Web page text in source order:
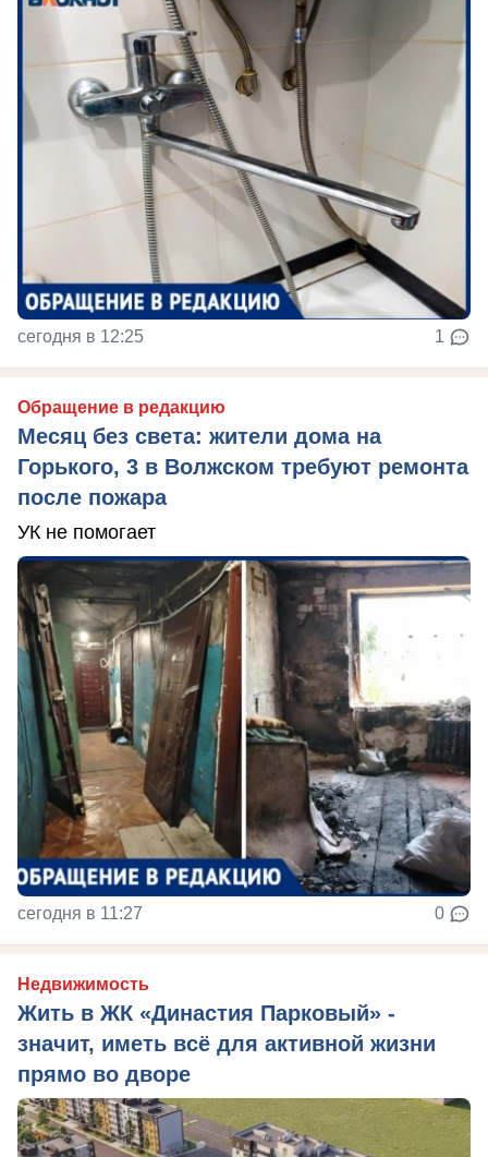
сегодня в 12:25 1
Обращение в редакцию
Месяц без света: жители дома на
Горького, 3 в Волжском требуют ремонта
после пожара
УК не помогает
сегодня в 11:27 0
Недвижимость
Жить в ЖК «Династия Парковый» -
значит, иметь всё для активной жизни
прямо во дворе